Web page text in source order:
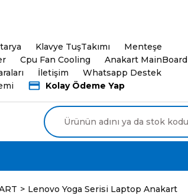
Klavye TuşTakımı
Menteşe
Cpu Fan Cooling
Anakart MainBoard
İletişim
Whatsapp Destek
Kolay Ödeme Yap
Lenovo Yoga Serisi Laptop Anakart